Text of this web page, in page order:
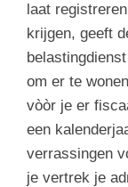
laat
krijgen, geeft
om er te
vòòr je er
een
verrassingen
je vertrek je